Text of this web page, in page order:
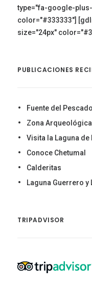
type="fa-google-
color="#333333"]
size="24px"
PUBLICACIONES
Fuente del
Zona
Visita la Laguna de
Conoce Chetumal
Calderitas
Laguna Guerrero y
TRIPADVISOR